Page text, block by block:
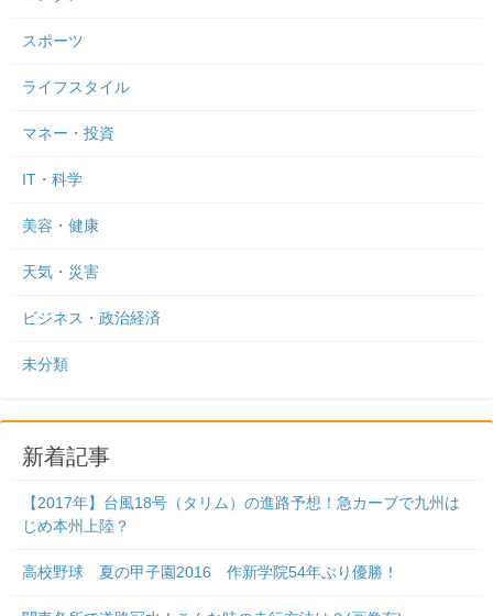
スポーツ
ライフスタイル
マネー・投資
IT・科学
美容・健康
天気・災害
ビジネス・政治経済
未分類
新着記事
【2017年】台風18号（タリム）の進路予想！急カーブで九州は
じめ本州上陸？
高校野球 夏の甲子園2016 作新学院54年ぶり優勝！